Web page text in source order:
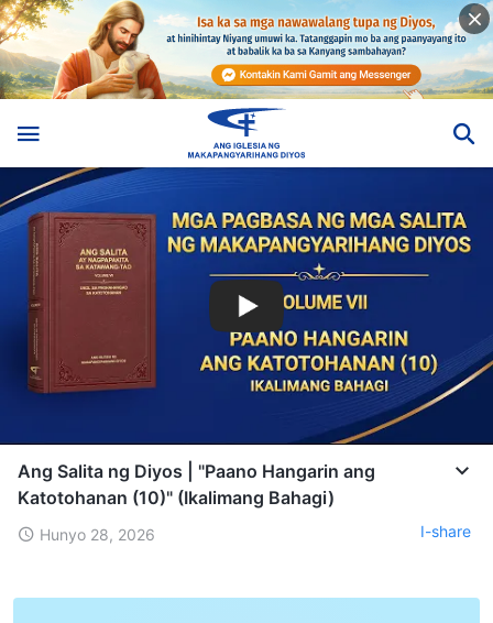
Ang Salita ng Diyos | "Paano Hangarin ang
Katotohanan (10)" (Ikalimang Bahagi)
Hunyo 28, 2026 I-share